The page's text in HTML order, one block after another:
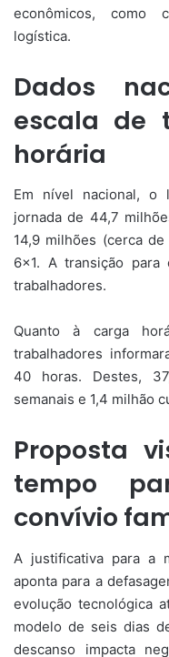
econômicos, como
logística.
Dados
escala de
horária
Em nível nacional, o
jornada de 44,7
14,9 milhões (cerca
6×1. A transição
trabalhadores.
Quanto à carga
trabalhadores
40 horas. Destes,
semanais e 1,4 milhão
Proposta
tempo
convívio
A justificativa para a
aponta para a
evolução tecnológica
modelo de seis dias
descanso impacta